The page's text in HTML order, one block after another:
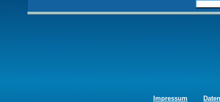
Impressum